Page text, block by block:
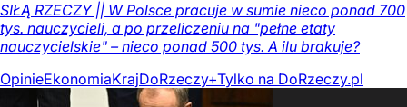
SIŁĄ RZECZY || W Polsce pracuje w sumie nieco ponad 700
tys. nauczycieli, a po przeliczeniu na "pełne etaty
nauczycielskie" – nieco ponad 500 tys. A ilu brakuje?
OpinieEkonomiaKrajDoRzeczy+Tylko na DoRzeczy.pl